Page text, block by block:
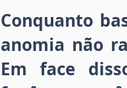
Conquanto
anomia não
Em face